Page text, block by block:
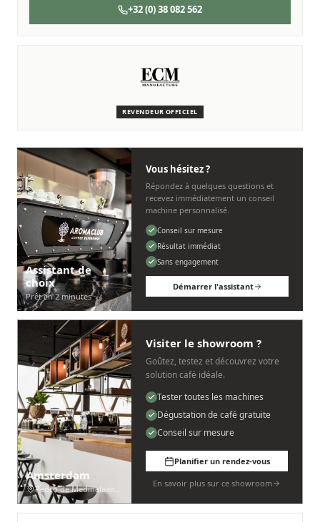
+32 (0) 38 082 562
REVENDEUR OFFICIEL
Nous sommes là pour vous
Personnel, rapide et sans tracas.
Assistant de
choix
Prêt en 2 minutes
Vous hésitez ?
Répondez à quelques questions et
recevez immédiatement un conseil
machine personnalisé.
Conseil sur mesure
Résultat immédiat
Sans engagement
Démarrer l'assistant
Amsterdam
Pedro de Medinalaan 53
Visiter le showroom ?
Goûtez, testez et découvrez votre
solution café idéale.
Tester toutes les machines
Dégustation de café gratuite
Conseil sur mesure
Planifier un rendez-vous
En savoir plus sur ce showroom